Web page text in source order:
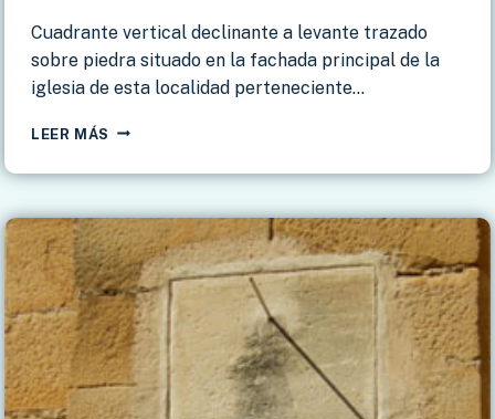
Cuadrante vertical declinante a levante trazado
sobre piedra situado en la fachada principal de la
iglesia de esta localidad perteneciente…
LEER MÁS PONTONES
PARROQUIA
DEL
ROSARIO